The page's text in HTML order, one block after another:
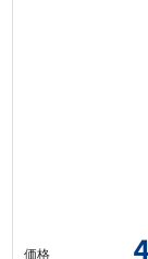
価格